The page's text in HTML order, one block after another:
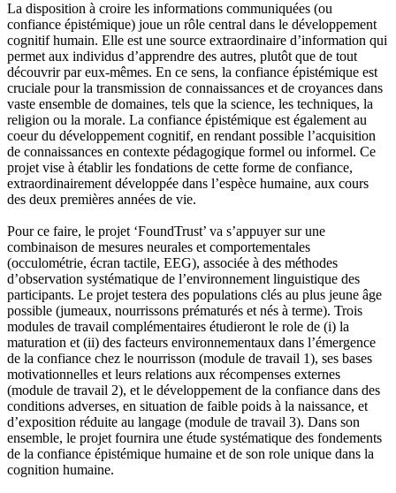
La disposition à croire les informations communiquées (ou
confiance épistémique) joue un rôle central dans le développement
cognitif humain. Elle est une source extraordinaire d’information qui
permet aux individus d’apprendre des autres, plutôt que de tout
découvrir par eux-mêmes. En ce sens, la confiance épistémique est
cruciale pour la transmission de connaissances et de croyances dans
vaste ensemble de domaines, tels que la science, les techniques, la
religion ou la morale. La confiance épistémique est également au
coeur du développement cognitif, en rendant possible l’acquisition
de connaissances en contexte pédagogique formel ou informel. Ce
projet vise à établir les fondations de cette forme de confiance,
extraordinairement développée dans l’espèce humaine, aux cours
des deux premières années de vie.
Pour ce faire, le projet ‘FoundTrust’ va s’appuyer sur une
combinaison de mesures neurales et comportementales
(occulométrie, écran tactile, EEG), associée à des méthodes
d’observation systématique de l’environnement linguistique des
participants. Le projet testera des populations clés au plus jeune âge
possible (jumeaux, nourrissons prématurés et nés à terme). Trois
modules de travail complémentaires étudieront le role de (i) la
maturation et (ii) des facteurs environnementaux dans l’émergence
de la confiance chez le nourrisson (module de travail 1), ses bases
motivationnelles et leurs relations aux récompenses externes
(module de travail 2), et le développement de la confiance dans des
conditions adverses, en situation de faible poids à la naissance, et
d’exposition réduite au langage (module de travail 3). Dans son
ensemble, le projet fournira une étude systématique des fondements
de la confiance épistémique humaine et de son role unique dans la
cognition humaine.